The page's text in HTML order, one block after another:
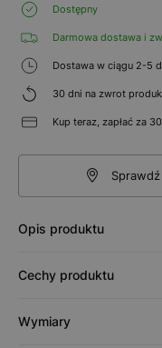
Dostępny
Darmowa dostawa i
Dostawa w ciągu 2-5
30 dni na zwrot
Kup teraz, zapłać za
Opis produktu
Cechy produktu
Wymiary